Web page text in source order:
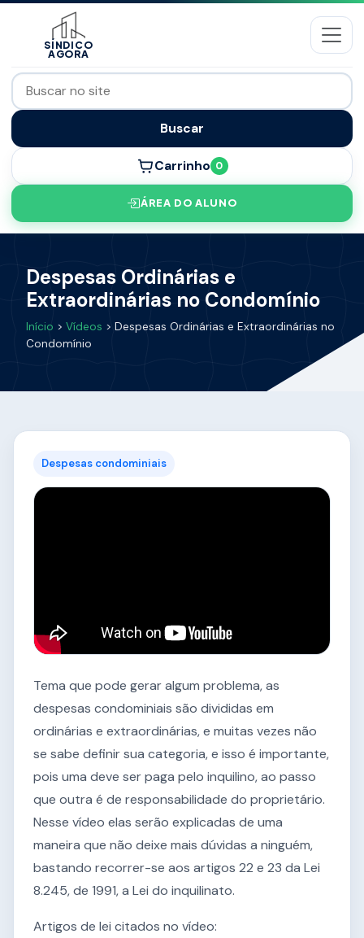
SÍNDICO
AGORA
Buscar
Carrinho 0
ÁREA DO ALUNO
Despesas Ordinárias e
Extraordinárias no Condomínio
Início > Vídeos > Despesas Ordinárias e Extraordinárias no
Condomínio
Despesas condominiais
Tema que pode gerar algum problema, as
despesas condominiais são divididas em
ordinárias e extraordinárias, e muitas vezes não
se sabe definir sua categoria, e isso é importante,
pois uma deve ser paga pelo inquilino, ao passo
que outra é de responsabilidade do proprietário.
Nesse vídeo elas serão explicadas de uma
maneira que não deixe mais dúvidas a ninguém,
bastando recorrer-se aos artigos 22 e 23 da Lei
8.245, de 1991, a Lei do inquilinato.
Artigos de lei citados no vídeo: